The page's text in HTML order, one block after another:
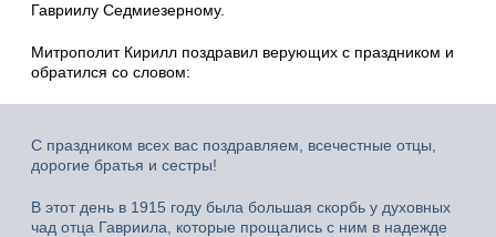
Гавриилу Седмиезерному.
Митрополит Кирилл поздравил верующих с праздником и
обратился со словом:
С праздником всех вас поздравляем, всечестные отцы,
дорогие братья и сестры!
В этот день в 1915 году была большая скорбь у духовных
чад отца Гавриила, которые прощались с ним в надежде